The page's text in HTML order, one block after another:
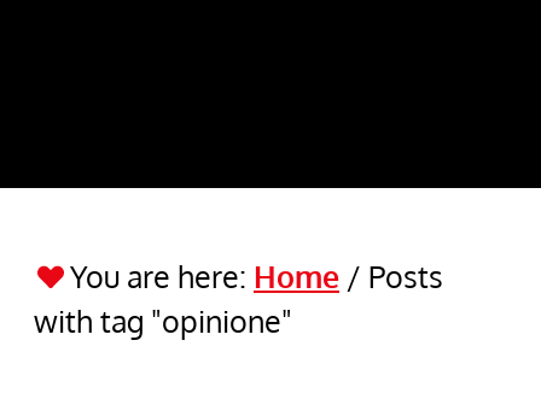
You are here: Home / Posts
with tag "opinione"